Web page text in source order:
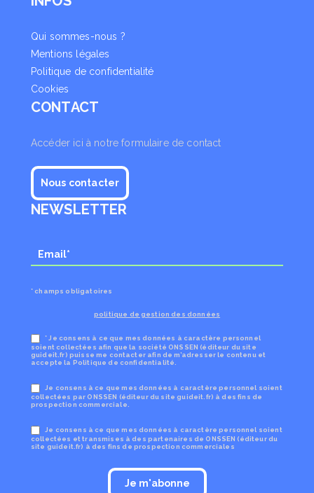
Qui sommes-nous ?
Mentions légales
Politique de confidentialité
Cookies
CONTACT
Accéder ici à notre formulaire de contact
Nous contacter
NEWSLETTER
* champs obligatoires
politique de gestion des données
* Je consens à ce que mes données à caractère personnel
soient collectées afin que la société ONSSEN (éditeur du site
guideit.fr) puisse me contacter afin de m’adresser le contenu et
accepte la Politique de confidentialité.
Je consens à ce que mes données à caractère personnel soient
collectées par ONSSEN (éditeur du site guideit.fr) à des fins de
prospection commerciale.
Je consens à ce que mes données à caractère personnel soient
collectées et transmises à des partenaires de ONSSEN (éditeur du
site guideit.fr) à des fins de prospection commerciales